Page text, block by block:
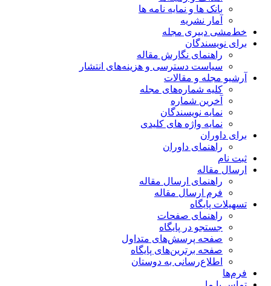
بانک ها و نمایه نامه ها
آمار نشریه
خط‌مشی دبیری مجله
برای نویسندگان
راهنمای نگارش مقاله
سیاست دسترسی و هزینه‌های انتشار
آرشیو مجله و مقالات
کلیه شماره‌های مجله
آخرین شماره
نمایه نویسندگان
نمایه واژه های کلیدی
برای داوران
راهنمای داوران
ثبت نام
ارسال مقاله
راهنمای ارسال مقاله
فرم ارسال مقاله
تسهیلات پایگاه
راهنمای صفحات
جستجو در پایگاه
صفحه پرسش‌های متداول
صفحه برترین‌های پایگاه
اطلاع‌رسانی به دوستان
فرم‌ها